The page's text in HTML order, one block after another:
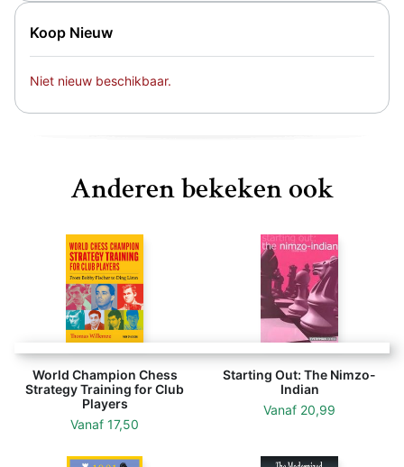
Koop Nieuw
Niet nieuw beschikbaar.
Anderen bekeken ook
World Champion Chess
Strategy Training for Club
Players
Vanaf 17,50
Starting Out: The Nimzo-
Indian
Vanaf 20,99